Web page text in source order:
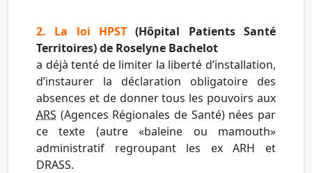
2. La loi HPST(Hôpital Patients Santé
Territoires) de Roselyne Bachelot
a déjà tenté de limiter la liberté d’installation,
d’instaurer la déclaration obligatoire des
absences et de donner tous les pouvoirs aux
ARS (Agences Régionales de Santé) nées par
ce texte (autre «baleine ou mamouth»
administratif regroupant les ex ARH et
DRASS.